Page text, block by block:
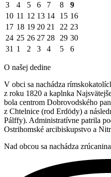
3
4 5 6 7 8
9
10 11 12 13 14 15 16
17 18 19 20 21 22 23
24 25 26 27 28 29 30
31 1 2 3 4 5 6
O našej dedine
V obci sa nachádza
z roku 1820 a kaplnka
bola centrom Dobrovodského
z Chtelnice (rod Erdödy) a
Pálffy). Administratívne patrila
Ostrihomské arcibiskupstvo a
Nad obcou sa nachádza